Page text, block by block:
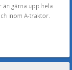
än gärna upp hela
inom A-traktor.